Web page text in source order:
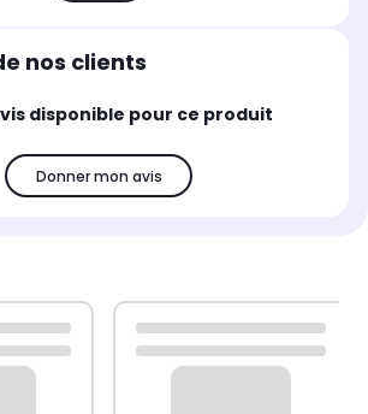
nos clients
disponible pour ce produit
Donner mon avis